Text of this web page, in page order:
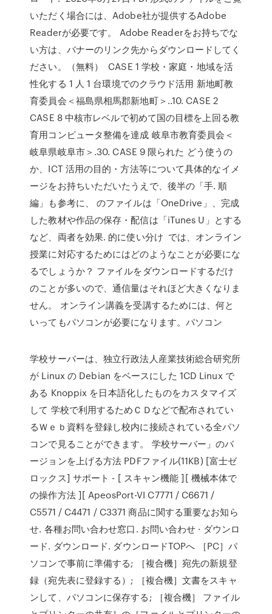
いただく場合には、Adobe社が提供するAdobe
Readerが必要です。 Adobe Readerをお持ちでな
い方は、バナーのリンク先からダウンロードしてく
ださい。（無料） CASE 1 学校・家庭・地域を活
性化する 1 人 1 台環境でのクラウド活用 新地町教
育委員会＜福島県相馬郡新地町＞..10. CASE 2
CASE 8 中核市レベルで初めて国の目標を上回る教
育用コンピュータ整備を達成 岐阜市教育委員会＜
岐阜県岐阜市＞.30. CASE 9 限られた どう使うの
か、ICT 活用の目的・方法等について具体的なイメ
ージをお持ちいただいたうえで、後半の「手. 順
編」も参考に、 のファイルは「OneDrive」、完成
した教材や作品の保存・配信は「iTunes U」とする
など、両者を効果. 的に使い分け では、オンライン
授業に対応するためにはどのようなことが必要にな
るでしょうか？ ファイルをダウンロードするだけ
のことが多いので、通信量はそれほど大きくなりま
せん。 オンライン講義を受講するためには、何と
いってもパソコンが必要になります。パソコン
学校サーバーは、独立行政法人産業技術総合研究所
が Linux の Debian をベースにした 1CD Linux で
ある Knoppix を日本語化したものをカスタマイズ
して 学校で利用するためＣＤなどで配布されてい
るＷｅｂ資料を登録し校内に接続されている全パソ
コンで見ることができます。 学校サーバー」のバ
ージョンを上げる方法 PDFファイル(11KB) [富士ゼ
ロックス] サポート - [ スキャン機能 ][ 機械本体で
の操作方法 ][ ApeosPort-VI C7771 / C6671 /
C5571 / C4471 / C3371 商品に関する重要なお知ら
せ. 各種お問い合わせ窓口. お問い合わせ · ダウンロ
ード. ダウンロード. ダウンロードTOPへ ［PC］パ
ソコンで事前に準備する; ［複合機］宛先の新規登
録（宛先表に登録する）; ［複合機］文書をスキャ
ンして、パソコンに保存する; ［複合機］ ファイル